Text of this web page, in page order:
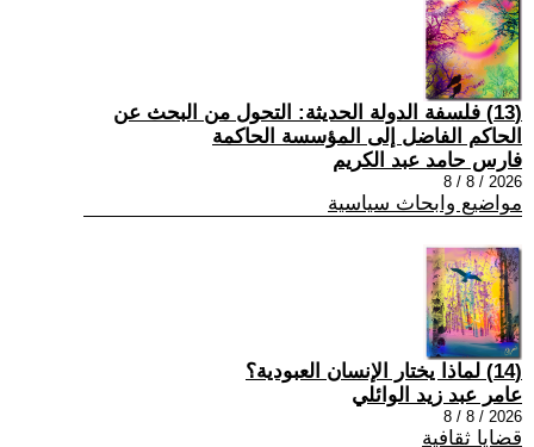
(13) فلسفة الدولة الحديثة: التحول من البحث عن
الحاكم الفاضل إلى المؤسسة الحاكمة
فارس حامد عبد الكريم
2026 / 8 / 8
مواضيع وابحاث سياسية
(14) لماذا يختار الإنسان العبودية؟
عامر عبد زيد الوائلي
2026 / 8 / 8
قضايا ثقافية